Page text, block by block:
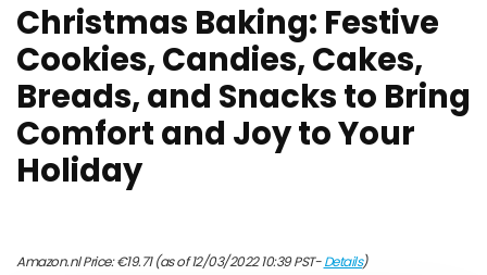
Christmas Baking: Festive
Cookies, Candies, Cakes,
Breads, and Snacks to Bring
Comfort and Joy to Your
Holiday
Amazon.nl Price:€19.71(as of 12/03/2022 10:39 PST-Details)